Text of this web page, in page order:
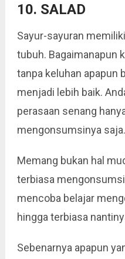
10. SALAD
Sayur-sayuran
tubuh. Bagaimanapun
tanpa keluhan apapun
menjadi lebih baik.
perasaan senang
mengonsumsinya saja.
Memang bukan hal
terbiasa
mencoba belajar
hingga terbiasa
Sebenarnya apapun